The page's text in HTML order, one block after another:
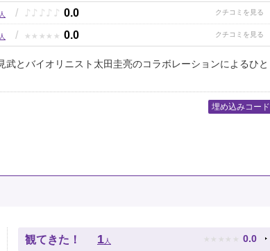
人 / ♪ ♪ ♪ ♪ ♪ 0.0
人 / ★ ★ ★ ★ ★ 0.0
武とバイオリニスト太田圭亮のコラボレーションによるひと
埋め込みコード
観てきた！ 1 人 ★ ★ ★ ★ ★ 0.0